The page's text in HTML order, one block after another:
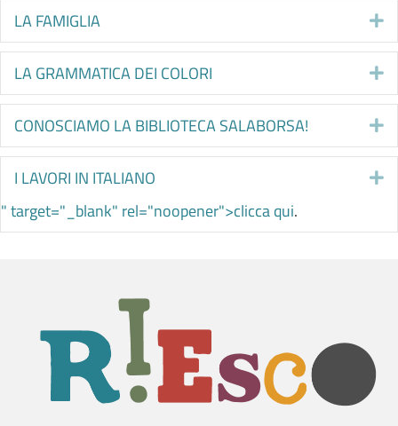
LA FAMIGLIA
LA GRAMMATICA DEI COLORI
CONOSCIAMO LA BIBLIOTECA SALABORSA!
I LAVORI IN ITALIANO
" target="_blank" rel="noopener">clicca qui.